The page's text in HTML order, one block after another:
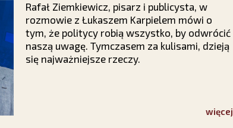
Rafał Ziemkiewicz, pisarz i publicysta, w
rozmowie z Łukaszem Karpielem mówi o
tym, że politycy robią wszystko, by odwrócić
naszą uwagę. Tymczasem za kulisami, dzieją
się najważniejsze rzeczy.
więcej